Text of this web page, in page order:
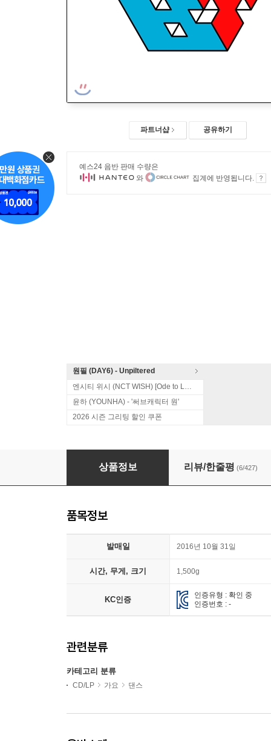
파트너샵 공유하기
예스24 음반 판매 수량은
와
집계에 반영됩니다.
원필 (DAY6) - Unpiltered
엔시티 위시 (NCT WISH) [Ode to Love]
윤하 (YOUNHA) - '써브캐릭터 원'
2026 시즌 그리팅 할인 쿠폰
엑소-첸백시 (EXO-CBX) - 미니앨범 1집 : Hey
상품정보 리뷰/한줄평 (6/427)
품목정보
발매일 2016년 10월 31일
시간, 무게, 크기 1,500g
KC인증
인증유형 : 확인 중
인증번호 : -
관련분류
카테고리 분류
CD/LP 가요 댄스